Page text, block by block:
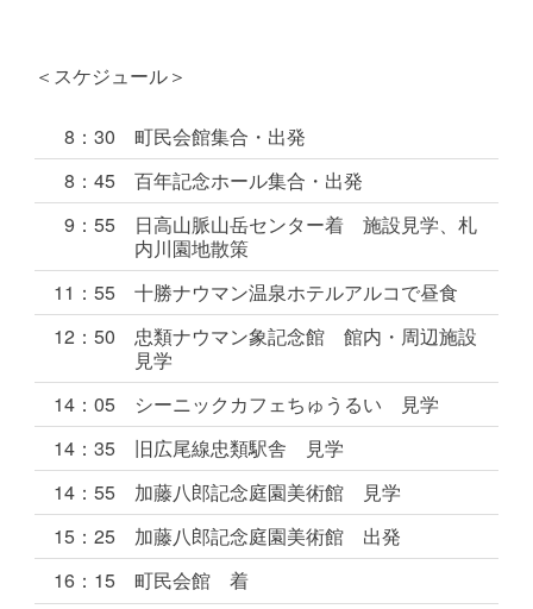
＜スケジュール＞
8：30
町民会館集合・出発
8：45
百年記念ホール集合・出発
9：55
日高山脈山岳センター着 施設見学、札
内川園地散策
11：55
十勝ナウマン温泉ホテルアルコで昼食
12：50
忠類ナウマン象記念館 館内・周辺施設
見学
14：05
シーニックカフェちゅうるい 見学
14：35
旧広尾線忠類駅舎 見学
14：55
加藤八郎記念庭園美術館 見学
15：25
加藤八郎記念庭園美術館 出発
16：15
町民会館 着